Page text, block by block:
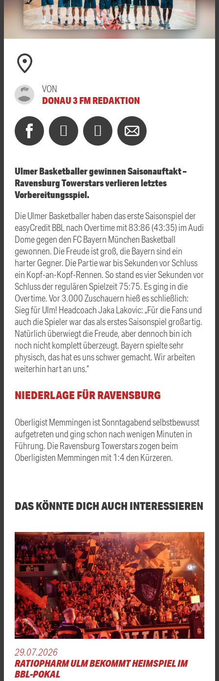
VON
DONAU 3 FM REDAKTION
Ulmer Basketballer gewinnen Saisonauftakt –
Ravensburg Towerstars verlieren letztes
Vorbereitungsspiel.
Die Ulmer Basketballer haben das erste Saisonspiel der
easyCredit BBL nach Overtime mit 83:86 (43:35) im Audi
Dome gegen den FC Bayern München Basketball
gewonnen. Die Freude ist groß, die Bayern sind ein
harter Gegner. Die Partie war bis Sekunden vor Schluss
ein Kopf-an-Kopf-Rennen. So stand es vier Sekunden vor
Schluss der regulären Spielzeit 75:75. Es ging in die
Overtime. Vor 3.000 Zuschauern hieß es schließlich:
Sieg für Ulm! Headcoach Jaka Lakovic: „Für die Fans und
auch die Spieler war das als erstes Saisonspiel großartig.
Natürlich überwiegt die Freude, aber dennoch bin ich
noch nicht komplett überzeugt. Bayern spielte sehr
physisch, das hat es uns schwer gemacht. Wir arbeiten
weiterhin hart an uns.“
NIEDERLAGE FÜR RAVENSBURG
Oberligist Memmingen ist Sonntagabend selbstbewusst
aufgetreten und ging schon nach wenigen Minuten in
Führung. Die Ravensburg Towerstars zogen beim
Oberligisten Memmingen mit 1:4 den Kürzeren.
DAS KÖNNTE DICH AUCH INTERESSIEREN
29.07.2026
RATIOPHARM ULM BEKOMMT HEIMSPIEL IM
BBL-POKAL